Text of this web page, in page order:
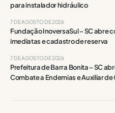
para instalador hidráulico
Fundação InoversaSul – SC abre
imediatas e cadastro de reserva
7 DE AGOSTO DE 2026
Prefeitura de Barra Bonita – SC
Combate a Endemias e Auxiliar
7 DE AGOSTO DE 2026